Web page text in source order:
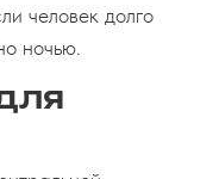
человек долго
ночью.